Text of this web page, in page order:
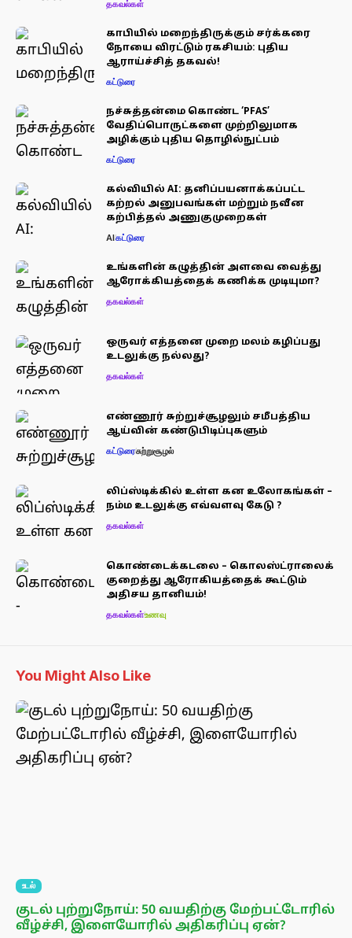
தகவல்கள்
காபியில் மறைந்திருக்கும் சர்க்கரை
நோயை விரட்டும் ரகசியம்: புதிய
ஆராய்ச்சித் தகவல்!
கட்டுரை
நச்சுத்தன்மை கொண்ட ‘PFAS’
வேதிப்பொருட்களை முற்றிலுமாக
அழிக்கும் புதிய தொழில்நுட்பம்
கட்டுரை
கல்வியில் AI: தனிப்பயனாக்கப்பட்ட
கற்றல் அனுபவங்கள் மற்றும் நவீன
கற்பித்தல் அணுகுமுறைகள்
AIகட்டுரை
உங்களின் கழுத்தின் அளவை வைத்து
ஆரோக்கியத்தைக் கணிக்க முடியுமா?
தகவல்கள்
ஒருவர் எத்தனை முறை மலம் கழிப்பது
உடலுக்கு நல்லது?
தகவல்கள்
எண்ணூர் சுற்றுச்சூழலும் சமீபத்திய
ஆய்வின் கண்டுபிடிப்புகளும்
கட்டுரைசுற்றுசூழல்
லிப்ஸ்டிக்கில் உள்ள கன உலோகங்கள் –
நம்ம உடலுக்கு எவ்வளவு கேடு ?
தகவல்கள்
கொண்டைக்கடலை – கொலஸ்ட்ராலைக்
குறைத்து ஆரோகியத்தைக் கூட்டும்
அதிசய தானியம்!
தகவல்கள்உணவு
You Might Also Like
உடல்
குடல் புற்றுநோய்: 50 வயதிற்கு மேற்பட்டோரில்
வீழ்ச்சி, இளையோரில் அதிகரிப்பு ஏன்?